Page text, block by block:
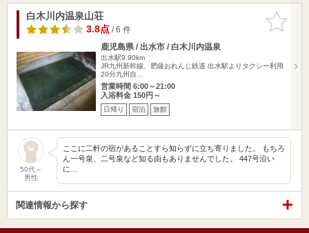
お気に入
りに追加
白木川内温泉山荘
3.8点/ 6 件
鹿児島県 / 出水市 / 白木川内温泉
出水駅9.90km
JR九州新幹線、肥薩おれんじ鉄道 出水駅よりタクシー利用
20分九州自…
営業時間 6:00～21:00
入浴料金 150円～
日帰り 宿泊 旅館
50代～
男性
ここに二軒の宿があることすら知らずに立ち寄りました。 もちろ
ん一号泉、二号泉など知る由もありませんでした。 447号沿い
に…
関連情報から探す